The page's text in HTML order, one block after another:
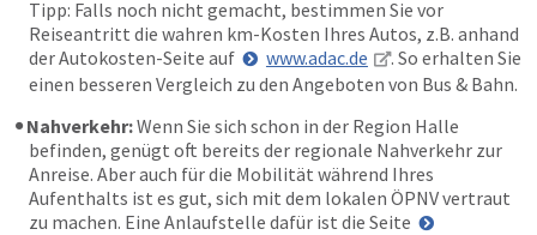
Tipp: Falls noch nicht gemacht, bestimmen Sie vor
Reiseantritt die wahren km-Kosten Ihres Autos, z.B. anhand
der Autokosten-Seite auf
www.adac.de
. So erhalten Sie
einen besseren Vergleich zu den Angeboten von Bus & Bahn.
Nahverkehr:Wenn Sie sich schon in der Region Halle
befinden, genügt oft bereits der regionale Nahverkehr zur
Anreise. Aber auch für die Mobilität während Ihres
Aufenthalts ist es gut, sich mit dem lokalen ÖPNV vertraut
zu machen. Eine Anlaufstelle dafür ist die Seite